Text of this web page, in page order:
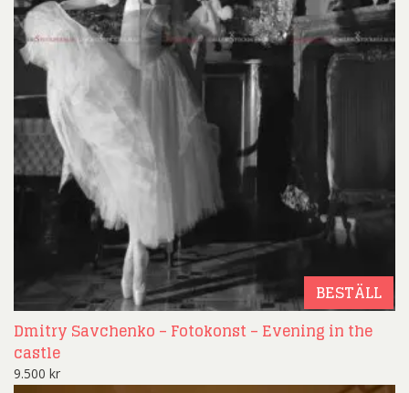
BESTÄLL
Dmitry Savchenko – Fotokonst – Evening in the
castle
9.500 kr